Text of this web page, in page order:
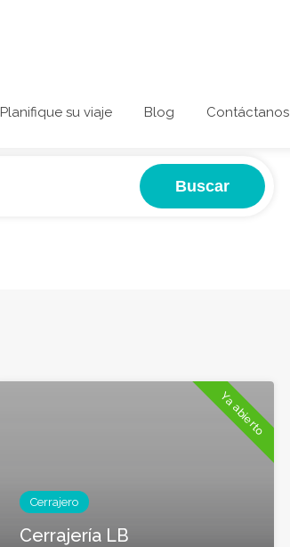
Planifique su viaje Blog Contáctanos
Buscar
Ya abierto
Cerrajero
Cerrajería LB